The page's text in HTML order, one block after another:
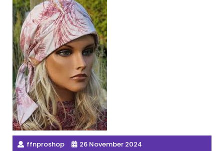
ffnproshop
26 November 2024